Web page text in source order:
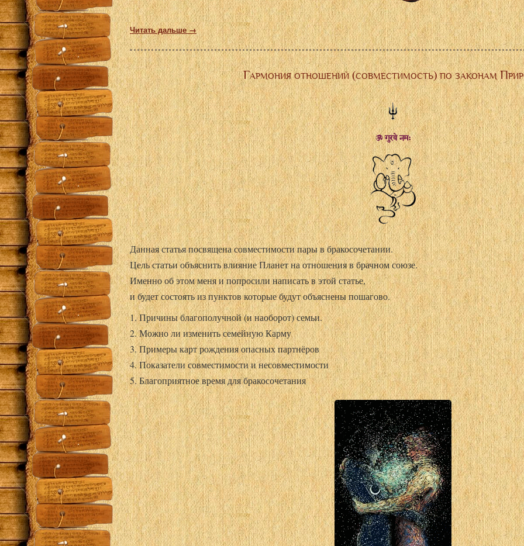
Читать дальше →
Гармония отношений (совместимость) по законам
ॐ गुरवे नमः
Данная статья посвящена совместимости пары в бракосочетании.
Цель статьи объяснить влияние Планет на отношения в брачном союзе.
Именно об этом меня и попросили написать в этой статье,
и будет состоять из пунктов которые будут объяснены пошагово.
1. Причины благополучной (и наоборот) семьи.
2. Можно ли изменить семейную Карму
3. Примеры карт рождения опасных партнёров
4. Показатели совместимости и несовместимости
5. Благоприятное время для бракосочетания